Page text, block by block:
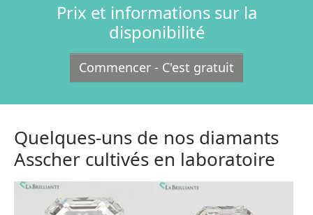
Prix et informations sur la
disponibilité
Commencer - C'est gratuit
Quelques-uns de nos diamants
Asscher cultivés en laboratoire